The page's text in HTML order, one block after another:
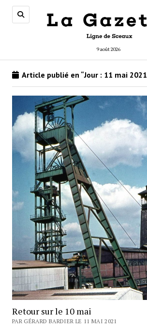
9 août 2026
Article publié en “Jour : 11 mai 2021
Retour sur le 10 mai
PAR GÉRARD BARDIER LE 11 MAI 2021